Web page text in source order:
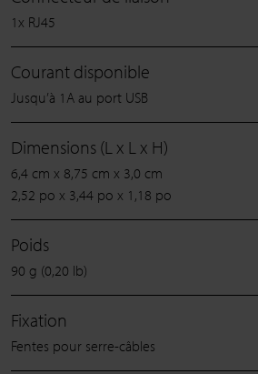
1x RJ45
Courant disponible
Jusqu’à 1A au port USB
Dimensions (L x L x H)
6,4 cm x 8,75 cm x 3,0 cm
2,52 po x 3,44 po x 1,18 po
Poids
90 g (0,20 lb)
Fixation
Fentes pour serre-câbles